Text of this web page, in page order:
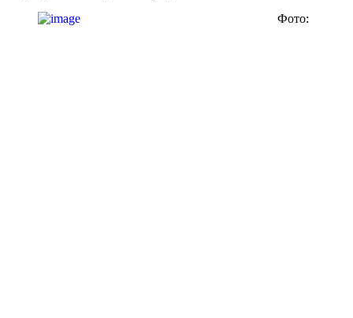
Фото: